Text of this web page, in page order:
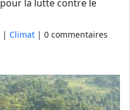
la lutte contre le
| Climat | 0 commentaires